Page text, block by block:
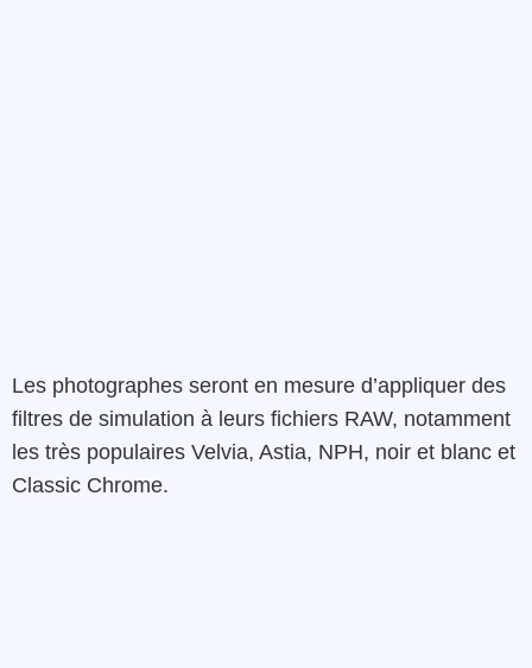
Les photographes seront en mesure d’appliquer des
filtres de simulation à leurs fichiers RAW, notamment
les très populaires Velvia, Astia, NPH, noir et blanc et
Classic Chrome.